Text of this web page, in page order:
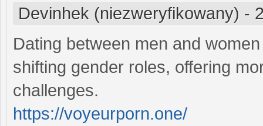
Devinhek (niezweryfikowany) -
Dating between men and
shifting gender roles, offering
challenges.
https://voyeurporn.one/